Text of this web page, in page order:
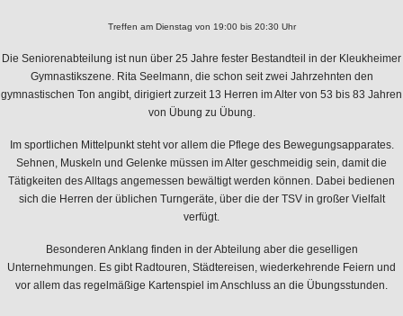
Treffen am Dienstag von 19:00 bis 20:30 Uhr
Die Seniorenabteilung ist nun über 25 Jahre fester Bestandteil in der Kleukheimer
Gymnastikszene. Rita Seelmann, die schon seit zwei Jahrzehnten den
gymnastischen Ton angibt, dirigiert zurzeit 13 Herren im Alter von 53 bis 83 Jahren
von Übung zu Übung.
Im sportlichen Mittelpunkt steht vor allem die Pflege des Bewegungsapparates.
Sehnen, Muskeln und Gelenke müssen im Alter geschmeidig sein, damit die
Tätigkeiten des Alltags angemessen bewältigt werden können. Dabei bedienen
sich die Herren der üblichen Turngeräte, über die der TSV in großer Vielfalt
verfügt.
Besonderen Anklang finden in der Abteilung aber die geselligen
Unternehmungen. Es gibt Radtouren, Städtereisen, wiederkehrende Feiern und
vor allem das regelmäßige Kartenspiel im Anschluss an die Übungsstunden.